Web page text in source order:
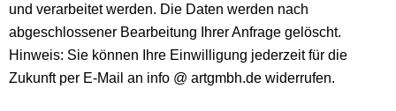
und verarbeitet werden. Die Daten werden nach
abgeschlossener Bearbeitung Ihrer Anfrage gelöscht.
Hinweis: Sie können Ihre Einwilligung jederzeit für die
Zukunft per E-Mail an info @ artgmbh.de widerrufen.